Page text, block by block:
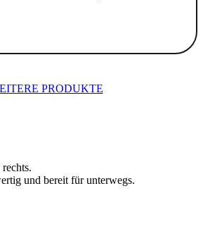
PRODUKTE
und bereit für unterwegs.